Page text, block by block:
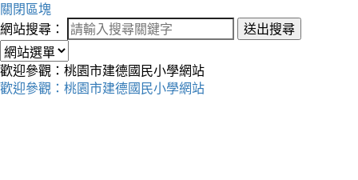
關閉區塊
網站搜尋：
送出搜尋
歡迎參觀：桃園市建德國民小學網站
歡迎參觀：桃園市建德國民小學網站